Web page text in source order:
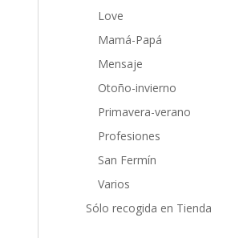
Love
Mamá-Papá
Mensaje
Otoño-invierno
Primavera-verano
Profesiones
San Fermín
Varios
Sólo recogida en Tienda